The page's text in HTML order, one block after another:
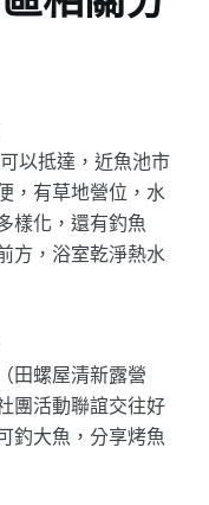
以抵達，近魚池市
，有草地營位，水
樣化，還有釣魚
方，浴室乾淨熱水
田螺屋清新露營
團活動聯誼交往好
釣大魚，分享烤魚